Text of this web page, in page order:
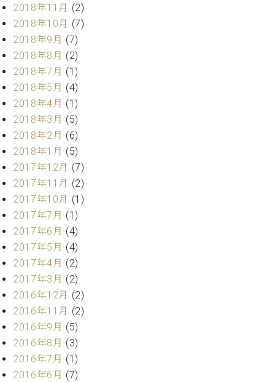
マ
ン
ヴ
ィ
ジ
ョ
ン
C.BECHSTEIN
Digital(ベ
ヒ
シ
ュ
タ
イ
ン
デ
ジ
タ
ル)
術
者
介
展示
情報
【ユ
ーロ
ピア
選中
古】
イ
ベ
ン
情
報
八
王
子
工
ブ
ロ
グ
ア
ク
2018年11月 (2)
2018年10月 (7)
2018年9月 (7)
2018年8月 (2)
2018年7月 (1)
2018年5月 (4)
2018年4月 (1)
2018年3月 (5)
2018年2月 (6)
2018年1月 (5)
2017年12月 (7)
2017年11月 (2)
2017年10月 (1)
2017年7月 (1)
2017年6月 (4)
2017年5月 (4)
2017年4月 (2)
2017年3月 (2)
2016年12月 (2)
2016年11月 (2)
2016年9月 (5)
2016年8月 (3)
2016年7月 (1)
2016年6月 (7)